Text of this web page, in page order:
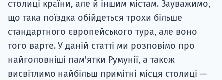
столиці країни, але й іншим містам. Зауважимо,
що така поїздка обійдеться трохи більше
стандартного європейського тура, але воно
того варте. У даній статті ми розповімо про
найголовніші пам'ятки Румунії, а також
висвітлимо найбільш примітні місця столиці —